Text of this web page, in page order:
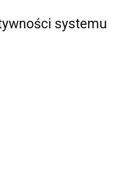
systemu